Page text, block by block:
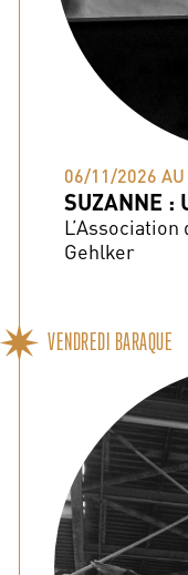
06/11/2026
SUZANNE :
Gehlker
VENDREDI BARAQUE